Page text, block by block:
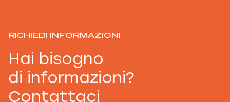
RICHIEDI INFORMAZIONI
Hai bisogno
di informazioni?
Contattaci